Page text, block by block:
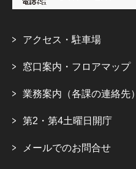
アクセス・駐車場
窓口案内・フロアマップ
業務案内（各課の連絡先）
第2・第4土曜日開庁
メールでのお問合せ